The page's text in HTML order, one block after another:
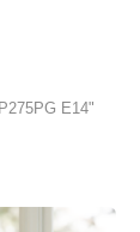
E14"